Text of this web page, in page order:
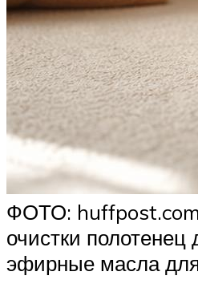
ФОТО:
очистки полотенец
эфирные масла